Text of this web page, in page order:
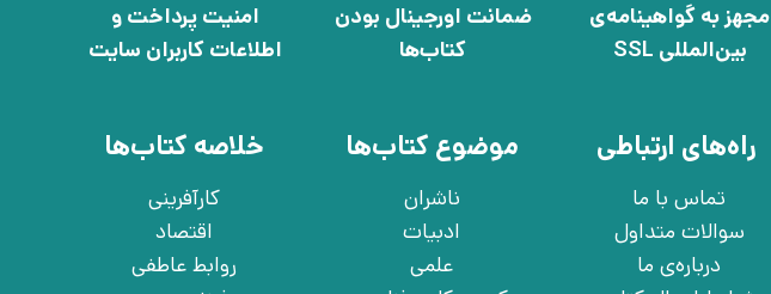
مجهز به گواهینامه‌ی
بین‌المللی SSL
ضمانت اورجینال بودن
کتاب‌ها
امنیت پرداخت و
اطلاعات کاربران سایت
راه‌های ارتباطی
تماس با ما
سوالات متداول
درباره‌ی ما
موضوع کتاب‌ها
ناشران
ادبیات
علمی
خلاصه کتاب‌ها
کارآفرینی
اقتصاد
روابط عاطفی